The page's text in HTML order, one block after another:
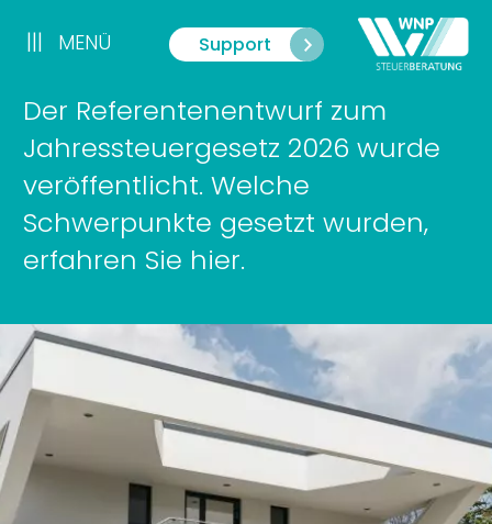
Inhalt
springen
Support
||| MENÜ
Der Referentenentwurf zum
Jahressteuergesetz 2026 wurde
veröffentlicht. Welche
Schwerpunkte gesetzt wurden,
erfahren Sie hier.